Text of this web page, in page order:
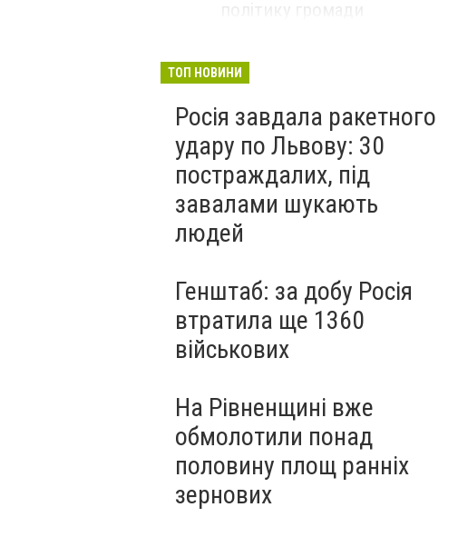
ТОП НОВИНИ
Росія завдала ракетного
удару по Львову: 30
постраждалих, під
завалами шукають
людей
Генштаб: за добу Росія
втратила ще 1360
військових
На Рівненщині вже
обмолотили понад
половину площ ранніх
зернових